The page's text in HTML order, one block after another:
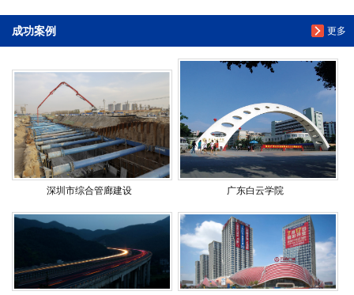
更多
成功案例
深圳市综合管廊建设 广东白云学院